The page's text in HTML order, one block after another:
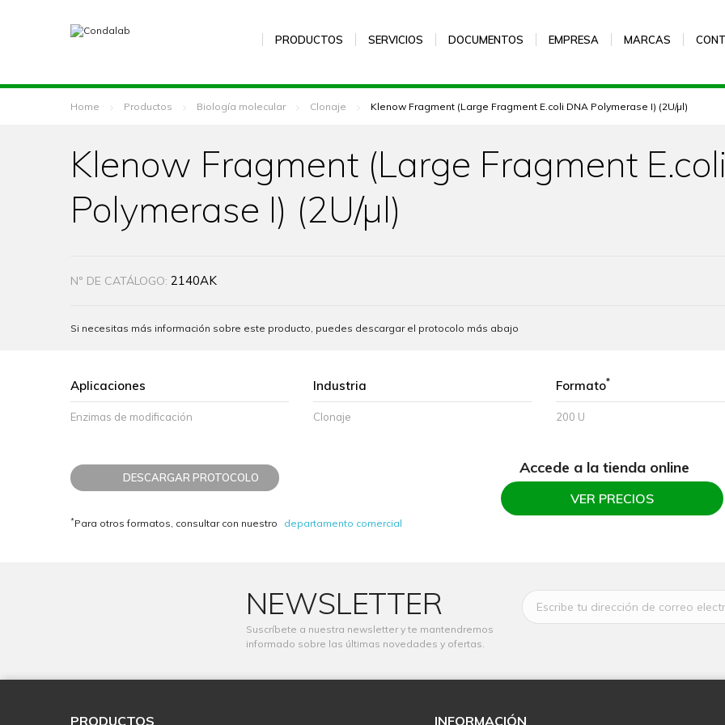
PRODUCTOS SERVICIOS DOCUMENTOS EMPRESA MARCAS
Home Productos Biología molecular Clonaje Klenow Fragment (Large Fragment E.coli DNA Polymerase I) (2U/µl)
Klenow Fragment (Large Fragment
Polymerase I) (2U/µl)
Nº DE CATÁLOGO: 2140AK
Si necesitas más información sobre este producto, puedes descargar el protocolo más abajo
Aplicaciones
Enzimas de modificación
Industria
Clonaje
Formato*
200 U
DESCARGAR PROTOCOLO
Accede a la tienda online
VER PRECIOS
*Para otros formatos, consultar con nuestro departamento comercial
NEWSLETTER
Suscríbete a nuestra newsletter y te mantendremos
informado sobre las últimas novedades y ofertas.
PRODUCTOS INFORMACIÓN